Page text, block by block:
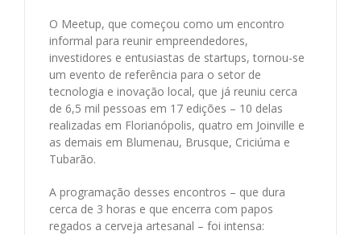
O Meetup, que começou como um encontro
informal para reunir empreendedores,
investidores e entusiastas de startups, tornou-se
um evento de referência para o setor de
tecnologia e inovação local, que já reuniu cerca
de 6,5 mil pessoas em 17 edições – 10 delas
realizadas em Florianópolis, quatro em Joinville e
as demais em Blumenau, Brusque, Criciúma e
Tubarão.
A programação desses encontros – que dura
cerca de 3 horas e que encerra com papos
regados a cerveja artesanal – foi intensa: